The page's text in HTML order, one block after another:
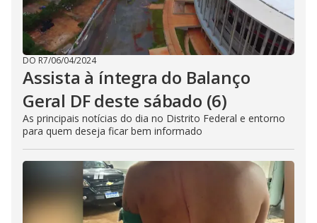
DO R7/06/04/2024
Assista à íntegra do Balanço
Geral DF deste sábado (6)
As principais notícias do dia no Distrito Federal e entorno
para quem deseja ficar bem informado